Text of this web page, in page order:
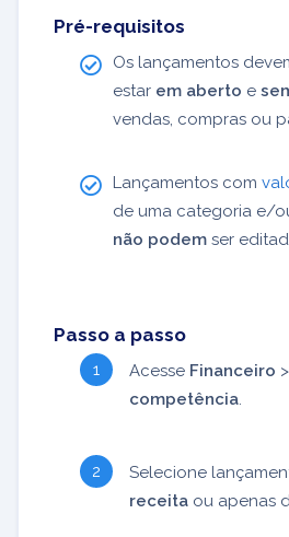
Pré-requisitos
Os lançamentos
estar em aberto e
vendas, compras ou
Lançamentos com
de uma categoria e/
não podem ser
Passo a passo
Acesse Financeiro >
competência.
Selecione
receita ou apenas